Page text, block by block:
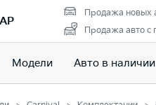
Продажа новых
Продажа авто с
Модели Авто в наличии